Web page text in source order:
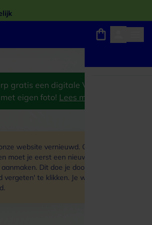
gratis een digitale VVV
eigen foto! Lees meer
website vernieuwd. Om in te
moet je eerst een nieuw
Dit doe je door op de link
te klikken. Je winkelmand